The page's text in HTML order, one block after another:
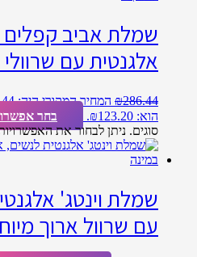
שמלת אביב קפלים
אלגנטית עם
₪286.44 המחיר המקורי היה: ₪286.44.
הוא: ₪123.20.
בחר
סוגים. ניתן לבחור את
שמלת וינטג'
עם שרוול ארוך